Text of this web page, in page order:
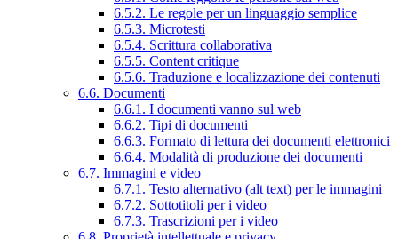
6.5.2. Le regole per un linguaggio semplice
6.5.3. Microtesti
6.5.4. Scrittura collaborativa
6.5.5. Content critique
6.5.6. Traduzione e localizzazione dei contenuti
6.6. Documenti
6.6.1. I documenti vanno sul web
6.6.2. Tipi di documenti
6.6.3. Formato di lettura dei documenti elettronici
6.6.4. Modalità di produzione dei documenti
6.7. Immagini e video
6.7.1. Testo alternativo (alt text) per le immagini
6.7.2. Sottotitoli per i video
6.7.3. Trascrizioni per i video